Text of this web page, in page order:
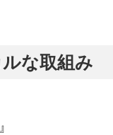
な取組み